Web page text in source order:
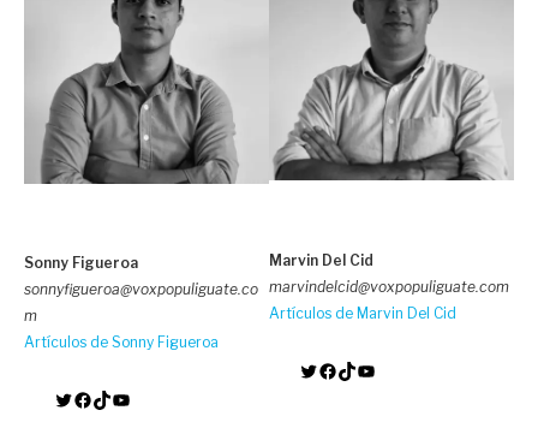
Sonny Figueroa
sonnyfigueroa@voxpopuliguate.co
m
Artículos de Sonny Figueroa
Twitter Facebook TikTok YouTube
Marvin Del Cid
marvindelcid@voxpopuliguate.com
Artículos de Marvin Del Cid
Twitter Facebook TikTok YouTube